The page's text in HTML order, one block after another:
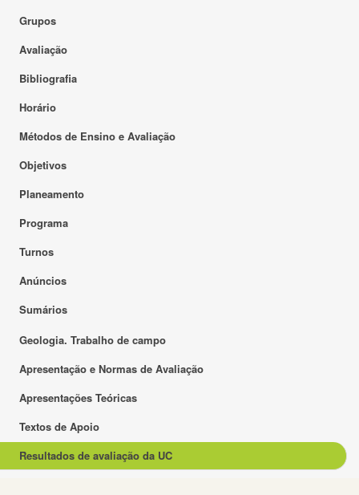
Grupos
Avaliação
Bibliografia
Horário
Métodos de Ensino e Avaliação
Objetivos
Planeamento
Programa
Turnos
Anúncios
Sumários
Geologia. Trabalho de campo
Apresentação e Normas de Avaliação
Apresentações Teóricas
Textos de Apoio
Resultados de avaliação da UC